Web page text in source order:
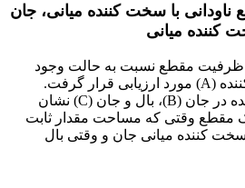
با سخت کننده میانی، جان
کننده میانی
افزایش ظرفیت مقطع نسبت به حالت وجود
(B,C) و عدم وجود سخت کننده (A) مورد ارزیابی قرار گرفت.
مقایسه بین تأثیر سخت کننده در جان (B)، بال و جان (C) نشان
مقطع وقتی که مساحت مقدار ثابت
کننده میانی جان و وقتی بال